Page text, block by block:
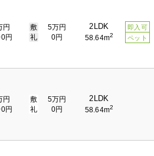
円
円
敷
5万円
礼
0円
2LDK
58.64m2
即入可
ペット
円
円
敷
5万円
礼
0円
2LDK
58.64m2